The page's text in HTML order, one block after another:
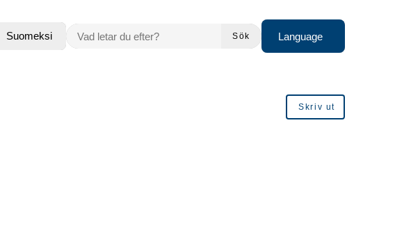
Suomeksi
VAD LETAR DU EFTER?
Sök
Language
Skriv ut